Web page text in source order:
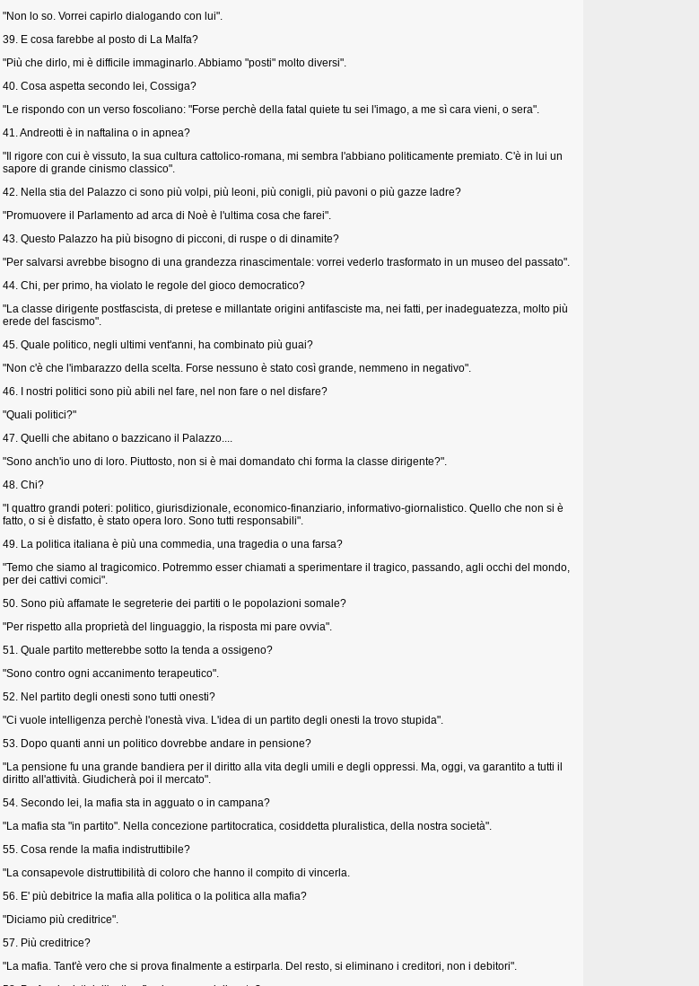
"Non lo so. Vorrei capirlo dialogando con lui".
39. E cosa farebbe al posto di La Malfa?
"Più che dirlo, mi è difficile immaginarlo. Abbiamo "posti" molto diversi".
40. Cosa aspetta secondo lei, Cossiga?
"Le rispondo con un verso foscoliano: "Forse perchè della fatal quiete tu sei l'imago, a me sì cara vieni, o sera".
41. Andreotti è in naftalina o in apnea?
"Il rigore con cui è vissuto, la sua cultura cattolico-romana, mi sembra l'abbiano politicamente premiato. C'è in lui un
sapore di grande cinismo classico".
42. Nella stia del Palazzo ci sono più volpi, più leoni, più conigli, più pavoni o più gazze ladre?
"Promuovere il Parlamento ad arca di Noè è l'ultima cosa che farei".
43. Questo Palazzo ha più bisogno di picconi, di ruspe o di dinamite?
"Per salvarsi avrebbe bisogno di una grandezza rinascimentale: vorrei vederlo trasformato in un museo del passato".
44. Chi, per primo, ha violato le regole del gioco democratico?
"La classe dirigente postfascista, di pretese e millantate origini antifasciste ma, nei fatti, per inadeguatezza, molto più
erede del fascismo".
45. Quale politico, negli ultimi vent'anni, ha combinato più guai?
"Non c'è che l'imbarazzo della scelta. Forse nessuno è stato così grande, nemmeno in negativo".
46. I nostri politici sono più abili nel fare, nel non fare o nel disfare?
"Quali politici?"
47. Quelli che abitano o bazzicano il Palazzo....
"Sono anch'io uno di loro. Piuttosto, non si è mai domandato chi forma la classe dirigente?".
48. Chi?
"I quattro grandi poteri: politico, giurisdizionale, economico-finanziario, informativo-giornalistico. Quello che non si è
fatto, o si è disfatto, è stato opera loro. Sono tutti responsabili".
49. La politica italiana è più una commedia, una tragedia o una farsa?
"Temo che siamo al tragicomico. Potremmo esser chiamati a sperimentare il tragico, passando, agli occhi del mondo,
per dei cattivi comici".
50. Sono più affamate le segreterie dei partiti o le popolazioni somale?
"Per rispetto alla proprietà del linguaggio, la risposta mi pare ovvia".
51. Quale partito metterebbe sotto la tenda a ossigeno?
"Sono contro ogni accanimento terapeutico".
52. Nel partito degli onesti sono tutti onesti?
"Ci vuole intelligenza perchè l'onestà viva. L'idea di un partito degli onesti la trovo stupida".
53. Dopo quanti anni un politico dovrebbe andare in pensione?
"La pensione fu una grande bandiera per il diritto alla vita degli umili e degli oppressi. Ma, oggi, va garantito a tutti il
diritto all'attività. Giudicherà poi il mercato".
54. Secondo lei, la mafia sta in agguato o in campana?
"La mafia sta "in partito". Nella concezione partitocratica, cosiddetta pluralistica, della nostra società".
55. Cosa rende la mafia indistruttibile?
"La consapevole distruttibilità di coloro che hanno il compito di vincerla.
56. E' più debitrice la mafia alla politica o la politica alla mafia?
"Diciamo più creditrice".
57. Più creditrice?
"La mafia. Tant'è vero che si prova finalmente a estirparla. Del resto, si eliminano i creditori, non i debitori".